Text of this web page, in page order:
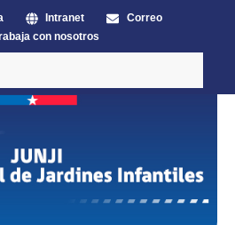
Intranet
Correo
con nosotros